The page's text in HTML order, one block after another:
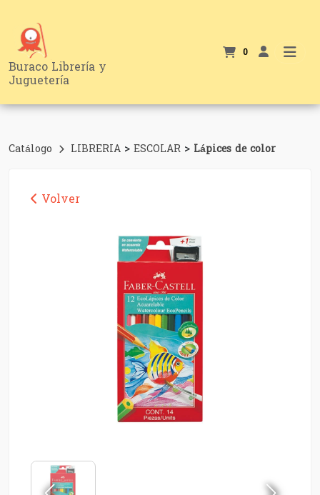
Buraco Librería y
Juguetería
0
Catálogo LIBRERIA > ESCOLAR > Lápices de color
Volver